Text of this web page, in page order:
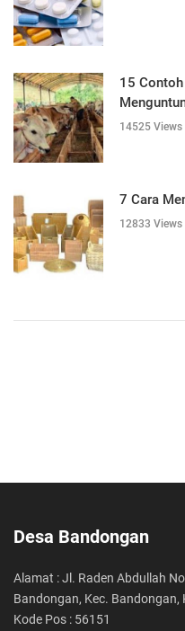
15
14525 Views
7 Cara
12833 Views
Desa Bandongan
Alamat : Jl. Raden Abdullah
Bandongan, Kec. Bandongan,
Kode Pos : 56151